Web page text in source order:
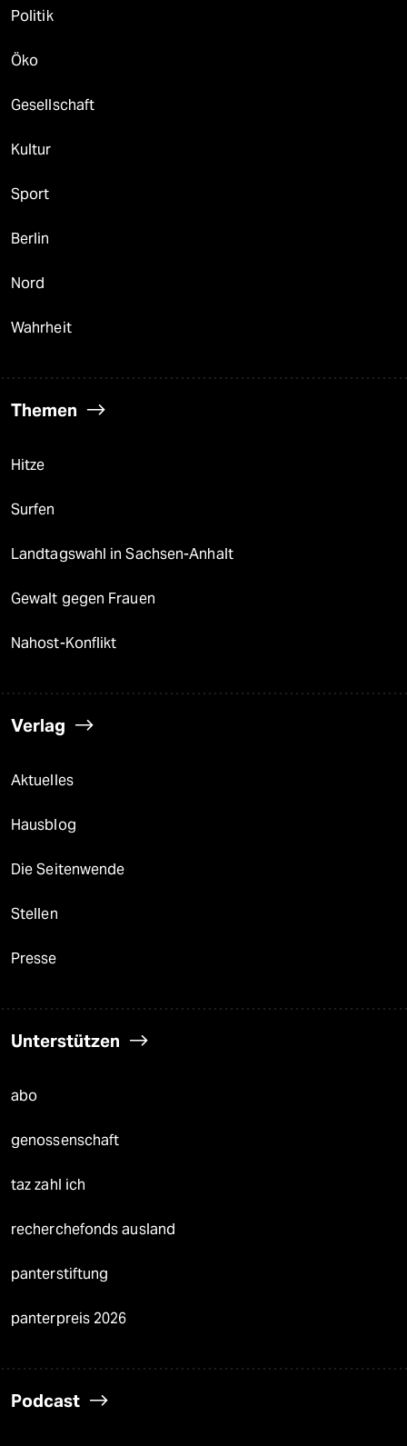
Politik
Öko
Gesellschaft
Kultur
Sport
Berlin
Nord
Wahrheit
Themen
Hitze
Surfen
Landtagswahl in Sachsen-Anhalt
Gewalt gegen Frauen
Nahost-Konflikt
Verlag
Aktuelles
Hausblog
Die Seitenwende
Stellen
Presse
Unterstützen
abo
genossenschaft
taz zahl ich
recherchefonds ausland
panterstiftung
panterpreis 2026
Podcast